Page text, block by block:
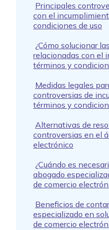
Principales
con el
condiciones de uso
¿Cómo solucionar
relacionadas con el
términos y
Medidas legales
controversias de
términos y
Alternativas de
controversias en el
electrónico
¿Cuándo es
abogado
de comercio
Beneficios de
especializado en
de comercio